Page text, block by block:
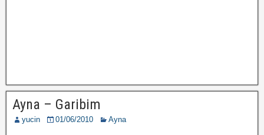
Ayna – Garibim
yucin 01/06/2010 Ayna